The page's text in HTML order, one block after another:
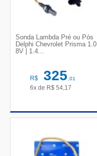
Sonda Lambda Pré ou Pós
Delphi Chevrolet Prisma 1.0
8V | 1.4...
R$ 325,01
6x de R$ 54,17